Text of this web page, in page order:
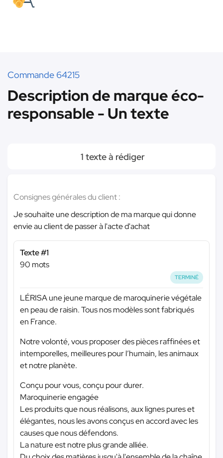
Commande 64215
Description de marque éco-
responsable - Un texte
1 texte à rédiger
Consignes générales du client :
Je souhaite une description de ma marque qui donne
envie au client de passer à l'acte d'achat
Texte #1
90 mots
TERMINÉ
LÉRISA une jeune marque de maroquinerie végétale
en peau de raisin. Tous nos modèles sont fabriqués
en France.
Notre volonté, vous proposer des pièces raffinées et
intemporelles, meilleures pour l’humain, les animaux
et notre planète.
Conçu pour vous, conçu pour durer.
Maroquinerie engagée
Les produits que nous réalisons, aux lignes pures et
élégantes, nous les avons conçus en accord avec les
causes que nous défendons.
La nature est notre plus grande alliée.